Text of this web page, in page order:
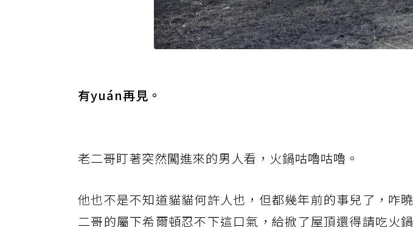
有yuán再見。
老二哥盯著突然闖進來的男人看，火鍋咕嚕咕嚕。
他也不是不知道貓貓何許人也，但都幾年前的事兒了，咋
二哥的屬下希爾頓忍不下這口氣，給掀了屋頂還得請吃火